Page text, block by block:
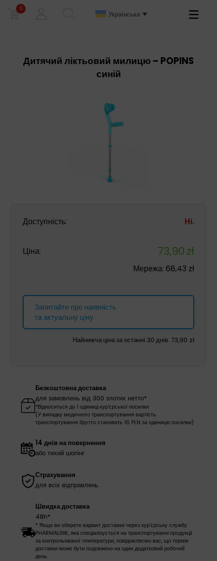
0
Українська
Primary
Дитячий ліктьовий милицю – POPINS
синій
Доступність: Ні.
Ціна: 73,90zł
Мережа: 68,43 zł
Запитайте про наявність
та актуальну ціну
Найнижча ціна за останні 30 днів: 73,90 zł
Безкоштовна доставка
для замовлень від 300 злотих нетто*
*Відноситься до 1 одиниці кур'єрської посилки
(У випадку медичного транспортування вартість
транспортування брутто становить 16 PLN за одиницю посилки)
14 днів на повернення
або тихий шопінг
Страхування
для всіх відправлень
Швидка доставка
48h*
* Якщо ви оберете варіант доставки через кур'єрську службу
PHARMALINK, яка спеціалізується на транспортуванні продукції
за контрольованої температури, повідомляємо вас, що термін
доставки може бути подовжено на один додатковий робочий
день.